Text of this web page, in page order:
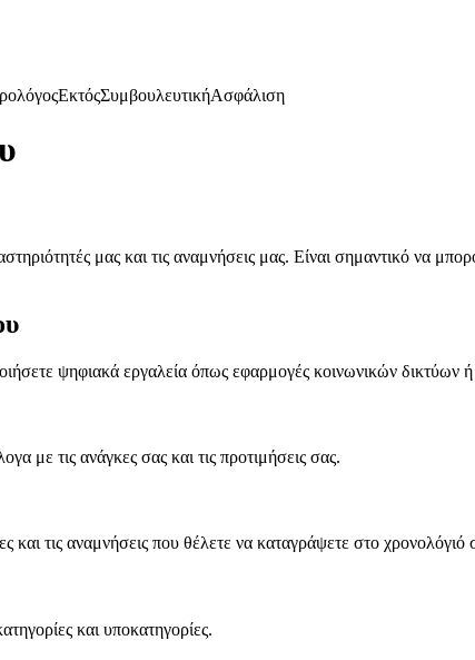
ΕκτόςΣυμβουλευτικήΑσφάλιση
μας και τις αναμνήσεις μας. Είναι σημαντικό να
ψηφιακά εργαλεία όπως εφαρμογές κοινωνικών δικτύων
με τις ανάγκες σας και τις προτιμήσεις σας.
και τις αναμνήσεις που θέλετε να καταγράψετε στο χρονολόγιό
και υποκατηγορίες.